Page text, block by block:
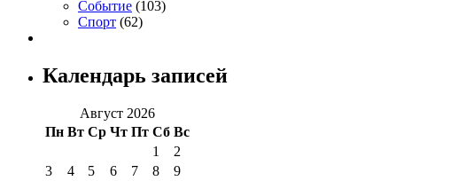
Событие (103)
Спорт (62)
Календарь записей
Август 2026
Пн Вт Ср Чт Пт Сб Вс
1
2
3
4 5 6 7 8
9